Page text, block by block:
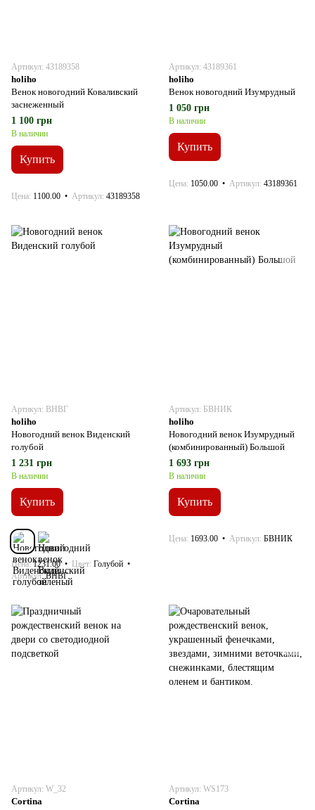
Артикул: 43189358
holiho
Венок новогодний Коваливский
заснеженный
1 100 грн
В наличии
Купить
Цена 1100.00 Артикул 43189358
Артикул: 43189361
holiho
Венок новогодний Изумрудный
1 050 грн
В наличии
Купить
Цена 1050.00 Артикул 43189361
Артикул: ВНВГ
holiho
Новогодний венок Виденский
голубой
1 231 грн
В наличии
Купить
Цена 1231.00 Цвет Голубой
Артикул ВНВГ
Артикул: БВНИК
holiho
Новогодний венок Изумрудный
(комбинированный) Большой
1 693 грн
В наличии
Купить
Цена 1693.00 Артикул БВНИК
Артикул: W_32
Cortina
Артикул: WS173
Cortina